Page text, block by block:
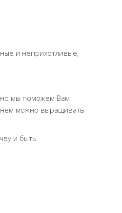
и неприхотливые,
но мы поможем Вам
нем можно выращивать
и быть